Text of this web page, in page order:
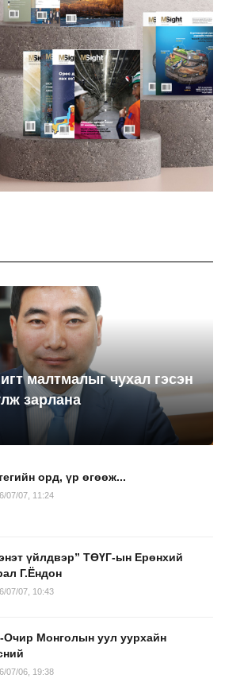
малтмалыг чухал гэсэн
зарлана
орд, үр өгөөж...
07/07, 11:24
үйлдвэр” ТӨҮГ-ын Ерөнхий
Г.Ёндон
07/07, 10:43
Очир Монголын уул уурхайн
07/06, 19:38